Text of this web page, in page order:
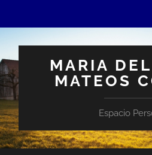
MARIA
MATEOS
Espacio